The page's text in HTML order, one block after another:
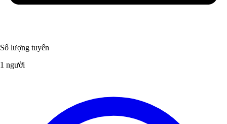
Số lượng tuyển
1 người